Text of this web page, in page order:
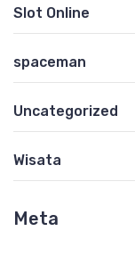
Slot Online
spaceman
Uncategorized
Wisata
Meta